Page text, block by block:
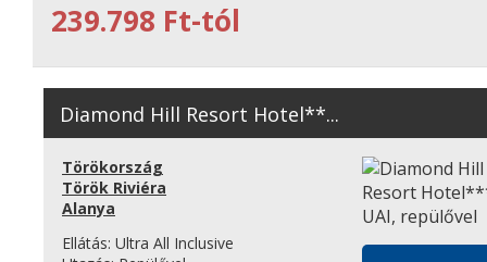
239.798 Ft-tól
Diamond Hill Resort Hotel**...
Törökország
Török Riviéra
Alanya
Ellátás: Ultra All Inclusive